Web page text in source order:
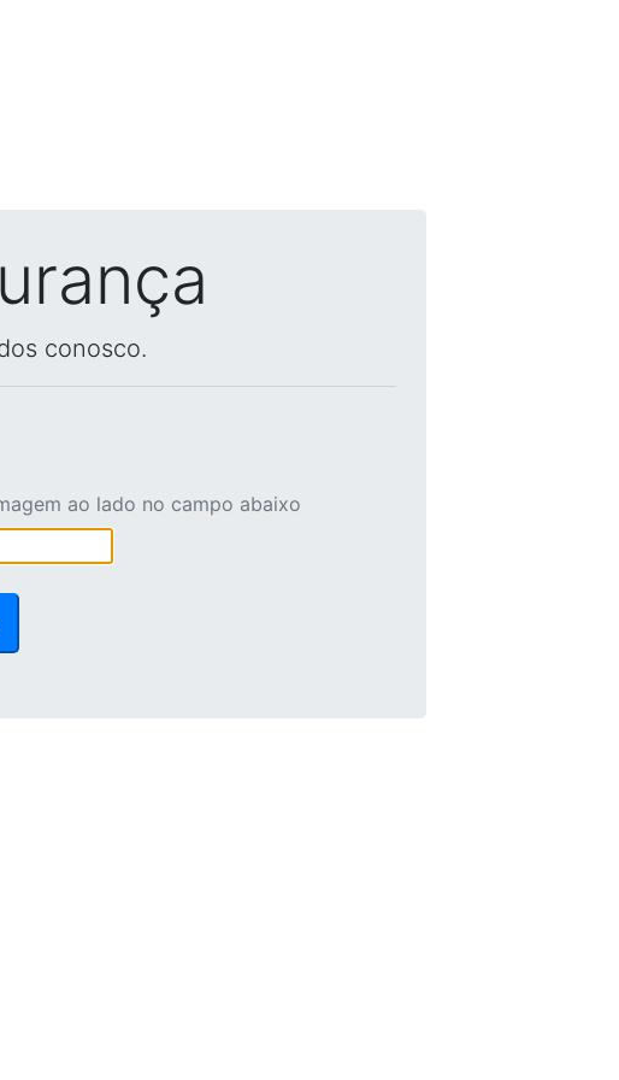
conosco.
ao lado no campo abaixo